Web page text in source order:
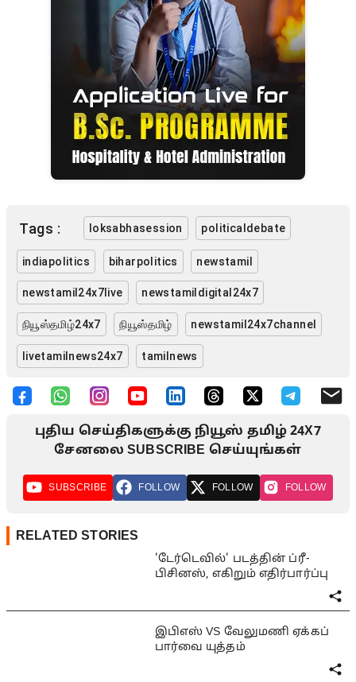
Tags : loksabhasession politicaldebate
indiapolitics biharpolitics newstamil
newstamil24x7live newstamildigital24x7
நியூஸ்தமிழ்24x7 நியூஸ்தமிழ் newstamil24x7channel
livetamilnews24x7 tamilnews
புதிய செய்திகளுக்கு நியூஸ் தமிழ் 24X7
சேனலை SUBSCRIBE செய்யுங்கள்
SUBSCRIBE FOLLOW FOLLOW FOLLOW
RELATED STORIES
'டேர்டெவில்' படத்தின் ப்ரீ-
பிசினஸ், எகிறும் எதிர்பார்ப்பு
இபிஎஸ் VS வேலுமணி ஏக்கப்
பார்வை யுத்தம்